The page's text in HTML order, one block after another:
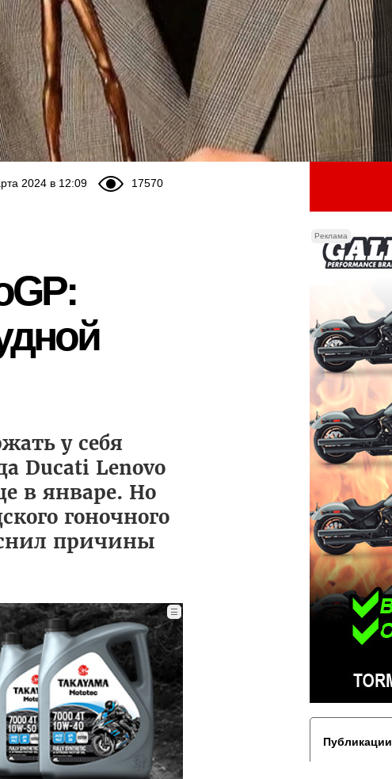
Реклама
17570
2024 в 12:09
у себя
Ducati Lenovo
в январе. Но
гоночного
причины
☰